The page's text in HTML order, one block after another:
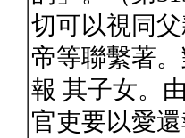
切可以視同
帝等聯繫著
報 其子女。
官吏要以愛